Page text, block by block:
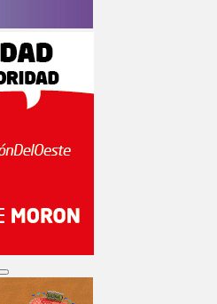
Search